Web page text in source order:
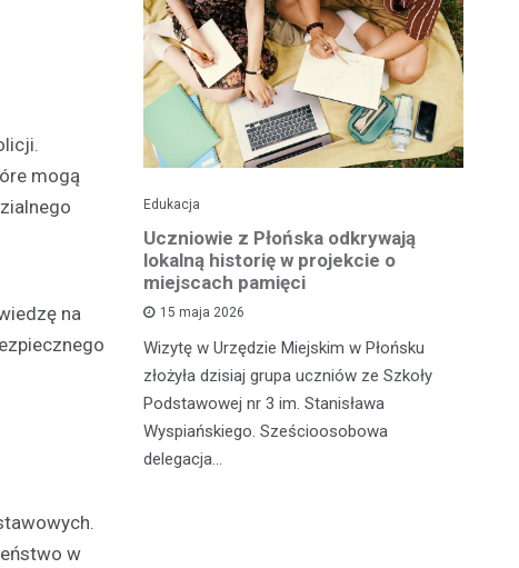
mogą
na
w
To właśnie
Edukacja
Uczniowie z Płońska odkrywają
lokalną historię w projekcie o
miejscach pamięci
15 maja 2026
Wizytę w Urzędzie Miejskim w Płońsku
złożyła dzisiaj grupa uczniów ze Szkoły
Podstawowej nr 3 im. Stanisława
Wyspiańskiego. Sześcioosobowa
delegacja…